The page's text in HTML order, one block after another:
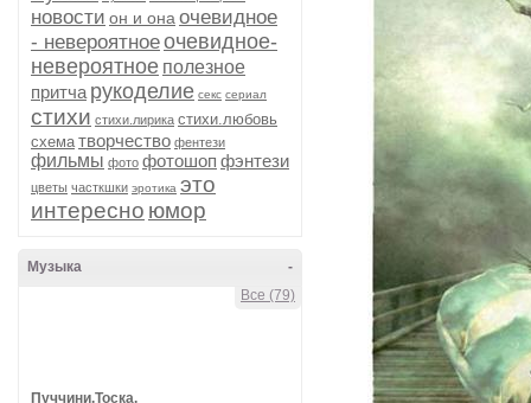
новости он и она очевидное
- невероятноеочевидное-
невероятное полезное
притча рукоделие секс сериал
стихи стихи.лирика стихи.любовь
схема творчество фентези
фильмы фото фотошоп фэнтези
цветы часткшки эротика это
интересно юмор
-
Музыка
Все (79)
Пуччини.Тоска.